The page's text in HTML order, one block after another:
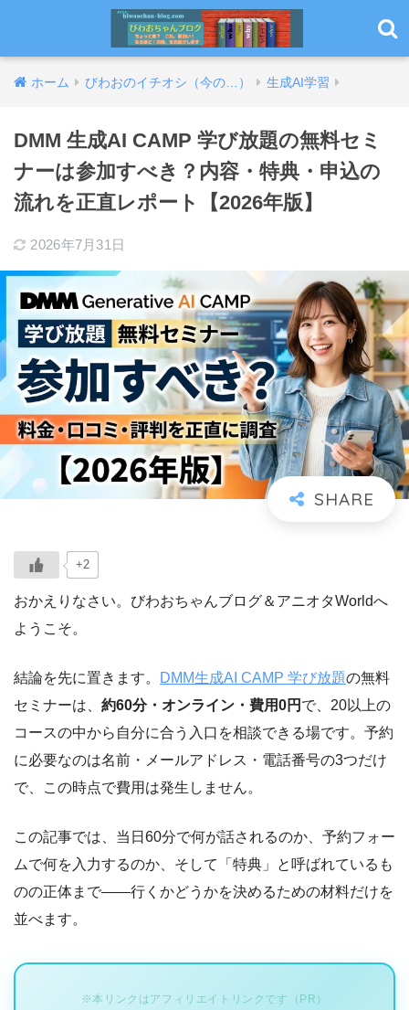
ホーム びわおのイチオシ（今の…） 生成AI学習
DMM 生成AI CAMP 学び放題の無料セミ
ナーは参加すべき？内容・特典・申込の
流れを正直レポート【2026年版】
2026年7月31日
+2
おかえりなさい。びわおちゃんブログ＆アニオタWorldへ
ようこそ。
結論を先に置きます。 DMM生成AI CAMP 学び放題の無料
セミナーは、 約60分・オンライン・費用0円 で、20以上の
コースの中から自分に合う入口を相談できる場です。予約
に必要なのは名前・メールアドレス・電話番号の3つだけ
で、この時点で費用は発生しません。
この記事では、当日60分で何が話されるのか、予約フォー
ムで何を入力するのか、そして「特典」と呼ばれているも
のの正体まで――行くかどうかを決めるための材料だけを
並べます。
※本リンクはアフィリエイトリンクです（PR）